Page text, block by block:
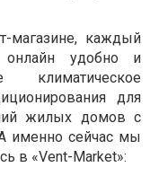
магазине, каждый
удобно и
для
жилых домов с
именно сейчас мы
в «Vent-Market»: